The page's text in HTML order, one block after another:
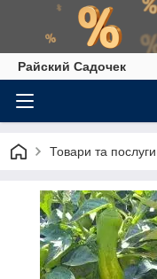
Райский Садочек
Товари та послуги